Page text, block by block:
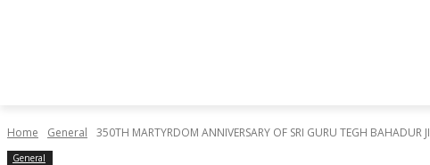
Home General 350TH MARTYRDOM ANNIVERSARY OF SRI GURU TEGH BAHADUR JI
General